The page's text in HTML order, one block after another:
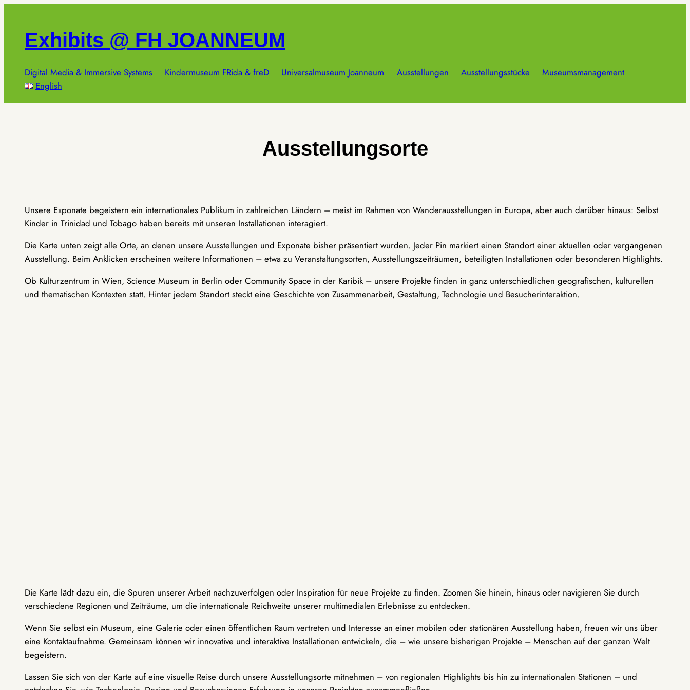
springenExhibits @ FH JOANNEUM
Digital Media & Immersive Systems Kindermuseum FRida & freD Universalmuseum Joanneum Ausstellungen Ausstellungsstücke
Museumsmanagement
English
Ausstellungsorte
Unsere Exponate begeistern ein internationales Publikum in zahlreichen Ländern – meist im Rahmen von Wanderausstellungen in Europa, aber auch darüber hinaus: Selbst
Kinder in Trinidad und Tobago haben bereits mit unseren Installationen interagiert.
Die Karte unten zeigt alle Orte, an denen unsere Ausstellungen und Exponate bisher präsentiert wurden. Jeder Pin markiert einen Standort einer aktuellen oder vergangenen
Ausstellung. Beim Anklicken erscheinen weitere Informationen – etwa zu Veranstaltungsorten, Ausstellungszeiträumen, beteiligten Installationen oder besonderen Highlights.
Ob Kulturzentrum in Wien, Science Museum in Berlin oder Community Space in der Karibik – unsere Projekte finden in ganz unterschiedlichen geografischen, kulturellen
und thematischen Kontexten statt. Hinter jedem Standort steckt eine Geschichte von Zusammenarbeit, Gestaltung, Technologie und Besucherinteraktion.
Die Karte lädt dazu ein, die Spuren unserer Arbeit nachzuverfolgen oder Inspiration für neue Projekte zu finden. Zoomen Sie hinein, hinaus oder navigieren Sie durch
verschiedene Regionen und Zeiträume, um die internationale Reichweite unserer multimedialen Erlebnisse zu entdecken.
Wenn Sie selbst ein Museum, eine Galerie oder einen öffentlichen Raum vertreten und Interesse an einer mobilen oder stationären Ausstellung haben, freuen wir uns über
eine Kontaktaufnahme. Gemeinsam können wir innovative und interaktive Installationen entwickeln, die – wie unsere bisherigen Projekte – Menschen auf der ganzen Welt
begeistern.
Lassen Sie sich von der Karte auf eine visuelle Reise durch unsere Ausstellungsorte mitnehmen – von regionalen Highlights bis hin zu internationalen Stationen – und